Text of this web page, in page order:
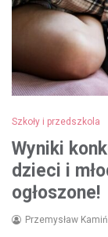
Szkoły i przedszkola
Wyniki
dzieci i
ogłoszone!
Przemysław